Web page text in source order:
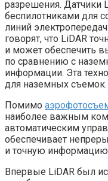
разрешения. Датчики
беспилотниками для
линий
говорят, что LiDAR
и может обеспечить
по сравнению с
информации. Эта
для наземных съемок.
Помимо
наиболее важным
автоматическим
обеспечивает
и точную информацию
Впервые LiDAR был